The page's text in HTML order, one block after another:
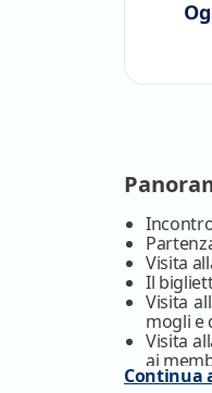
Visita
Il
Visita
mogli e
Visita
ai
Continua